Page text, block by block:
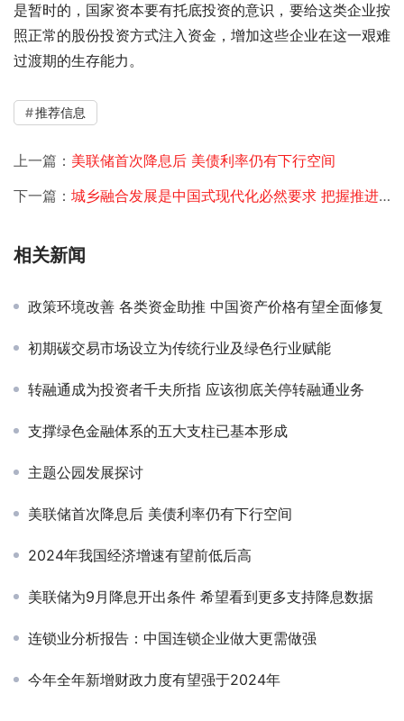
是暂时的，国家资本要有托底投资的意识，要给这类企业按
照正常的股份投资方式注入资金，增加这些企业在这一艰难
过渡期的生存能力。
推荐信息
上一篇： 美联储首次降息后 美债利率仍有下行空间
下一篇： 城乡融合发展是中国式现代化必然要求 把握推进重点任务
相关新闻
政策环境改善 各类资金助推 中国资产价格有望全面修复
初期碳交易市场设立为传统行业及绿色行业赋能
转融通成为投资者千夫所指 应该彻底关停转融通业务
支撑绿色金融体系的五大支柱已基本形成
主题公园发展探讨
美联储首次降息后 美债利率仍有下行空间
2024年我国经济增速有望前低后高
美联储为9月降息开出条件 希望看到更多支持降息数据
连锁业分析报告：中国连锁企业做大更需做强
今年全年新增财政力度有望强于2024年